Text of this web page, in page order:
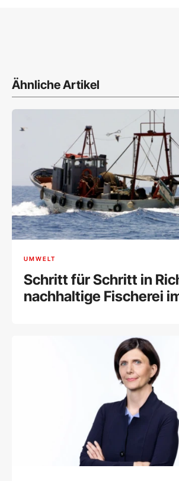
Ähnliche Artikel
UMWELT
Schritt für Schritt in
nachhaltige Fischerei